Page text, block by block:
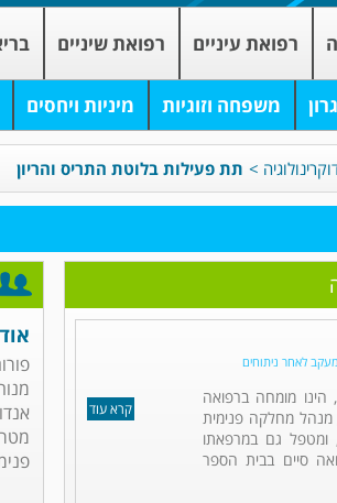
רפואת עיניים רפואת שיניים
משפחה וזוגיות מיניות ויחסים
> תת פעילות בלוטת התריס והריון
קרא עוד
לאחר ניתוחים
הינו מומחה ברפואה
מנהל מחלקה פנימית
ומטפל גם במרפאתו
סיים בבית הספר